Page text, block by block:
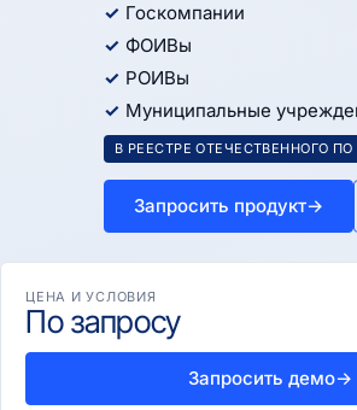
Госкомпании
ФОИВы
РОИВы
Муниципальные
В РЕЕСТРЕ ОТЕЧЕСТВЕННОГО ПО
Запросить продукт→
ЦЕНА И УСЛОВИЯ
По запросу
Запросить демо→